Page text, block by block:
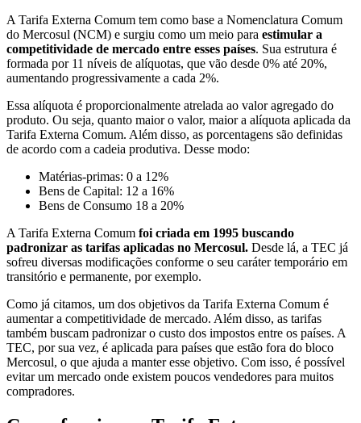
A Tarifa Externa Comum tem como base a Nomenclatura Comum
do Mercosul (NCM) e surgiu como um meio para estimular a
competitividade de mercado entre esses países. Sua estrutura é
formada por 11 níveis de alíquotas, que vão desde 0% até 20%,
aumentando progressivamente a cada 2%.
Essa alíquota é proporcionalmente atrelada ao valor agregado do
produto. Ou seja, quanto maior o valor, maior a alíquota aplicada da
Tarifa Externa Comum. Além disso, as porcentagens são definidas
de acordo com a cadeia produtiva. Desse modo:
Matérias-primas: 0 a 12%
Bens de Capital: 12 a 16%
Bens de Consumo 18 a 20%
A Tarifa Externa Comum foi criada em 1995 buscando
padronizar as tarifas aplicadas no Mercosul. Desde lá, a TEC já
sofreu diversas modificações conforme o seu caráter temporário em
transitório e permanente, por exemplo.
Como já citamos, um dos objetivos da Tarifa Externa Comum é
aumentar a competitividade de mercado. Além disso, as tarifas
também buscam padronizar o custo dos impostos entre os países. A
TEC, por sua vez, é aplicada para países que estão fora do bloco
Mercosul, o que ajuda a manter esse objetivo. Com isso, é possível
evitar um mercado onde existem poucos vendedores para muitos
compradores.